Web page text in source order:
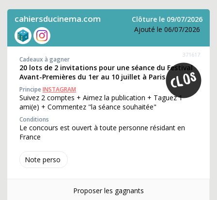
cahiersducinema.com
Clôture le 09/07/2026
Ajouté le 06/07/2026
Note perso
371617
Cadeaux à gagner
20 lots de 2 invitations pour une séance du Festival
Avant-Premières du 1er au 10 juillet à Paris
PrincipeINSTAGRAM
Suivez 2 comptes + Aimez la publication + Taguez 1
ami(e) + Commentez "la séance souhaitée"
Conditions
Le concours est ouvert à toute personne résidant en
France
Proposer les gagnants